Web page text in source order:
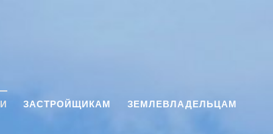
ЗАСТРОЙЩИКАМ ЗЕМЛЕВЛАДЕЛЬЦАМ